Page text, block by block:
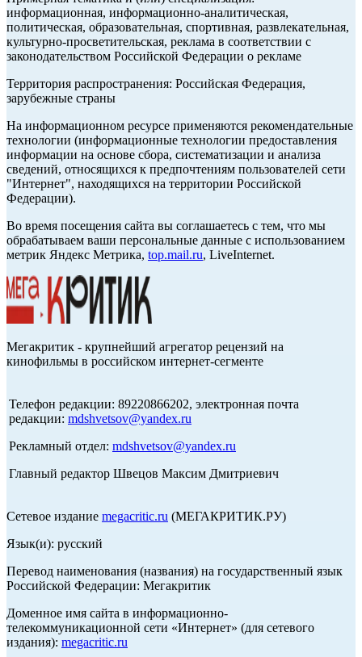
информационная, информационно-аналитическая,
политическая, образовательная, спортивная, развлекательная,
культурно-просветительская, реклама в соответствии с
законодательством Российской Федерации о рекламе
Территория распространения: Российская Федерация,
зарубежные страны
На информационном ресурсе применяются рекомендательные
технологии (информационные технологии предоставления
информации на основе сбора, систематизации и анализа
сведений, относящихся к предпочтениям пользователей сети
"Интернет", находящихся на территории Российской
Федерации).
Во время посещения сайта вы соглашаетесь с тем, что мы
обрабатываем ваши персональные данные с использованием
метрик Яндекс Метрика, top.mail.ru, LiveInternet.
Мегакритик - крупнейший агрегатор рецензий на
кинофильмы в российском интернет-сегменте
Телефон редакции: 89220866202, электронная почта
редакции: mdshvetsov@yandex.ru
Рекламный отдел: mdshvetsov@yandex.ru
Главный редактор Швецов Максим Дмитриевич
Сетевое издание megacritic.ru (МЕГАКРИТИК.РУ)
Язык(и): русский
Перевод наименования (названия) на государственный язык
Российской Федерации: Мегакритик
Доменное имя сайта в информационно-
телекоммуникационной сети «Интернет» (для сетевого
издания): megacritic.ru